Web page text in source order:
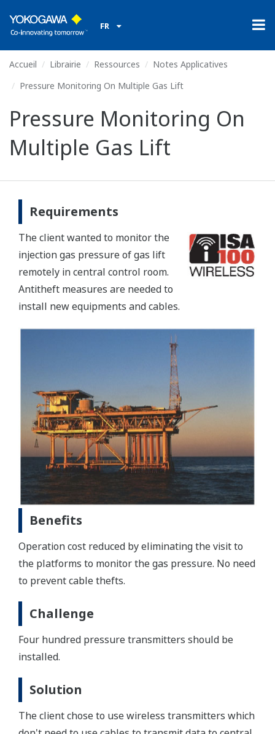
FR
Accueil Librairie Ressources
Notes Applicatives
Pressure Monitoring On Multiple Gas Lift
Pressure Monitoring On
Multiple Gas Lift
Requirements
The client wanted to monitor the
injection gas pressure of gas lift
remotely in central control room.
Antitheft measures are needed to
install new equipments and cables.
Benefits
Operation cost reduced by eliminating the visit to
the platforms to monitor the gas pressure. No need
to prevent cable thefts.
Challenge
Four hundred pressure transmitters should be
installed.
Solution
The client chose to use wireless transmitters which